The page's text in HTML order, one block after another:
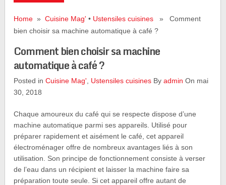
Home »Cuisine Mag' • Ustensiles cuisines » Comment
bien choisir sa machine automatique à café ?
Comment bien choisir sa machine
automatique à café ?
Posted inCuisine Mag' Ustensiles cuisines Byadmin On mai
30, 2018
Chaque amoureux du café qui se respecte dispose d’une
machine automatique parmi ses appareils. Utilisé pour
préparer rapidement et aisément le café, cet appareil
électroménager offre de nombreux avantages liés à son
utilisation. Son principe de fonctionnement consiste à verser
de l’eau dans un récipient et laisser la machine faire sa
préparation toute seule. Si cet appareil offre autant de